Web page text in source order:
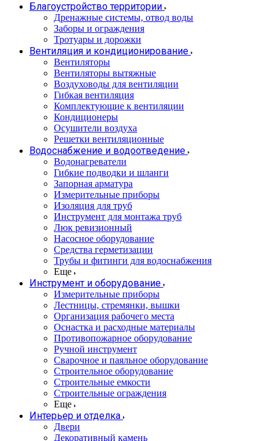
Благоустройство территории
Дренажные системы, отвод воды
Заборы и ограждения
Тротуары и дорожки
Вентиляция и кондиционирование
Вентиляторы
Вентиляторы вытяжные
Воздуховоды для вентиляции
Гибкая вентиляция
Комплектующие к вентиляции
Кондиционеры
Осушители воздуха
Решетки вентиляционные
Водоснабжение и водоотведение
Водонагреватели
Гибкие подводки и шланги
Запорная арматура
Измерительные приборы
Изоляция для труб
Инструмент для монтажа труб
Люк ревизионный
Насосное оборудование
Средства герметизации
Трубы и фитинги для водоснабжения
Еще
Инструмент и оборудование
Измерительные приборы
Лестницы, стремянки, вышки
Организация рабочего места
Оснастка и расходные материалы
Противопожарное оборудование
Ручной инструмент
Сварочное и паяльное оборудование
Строительное оборудование
Строительные емкости
Строительные ограждения
Еще
Интерьер и отделка
Двери
Декоративный камень